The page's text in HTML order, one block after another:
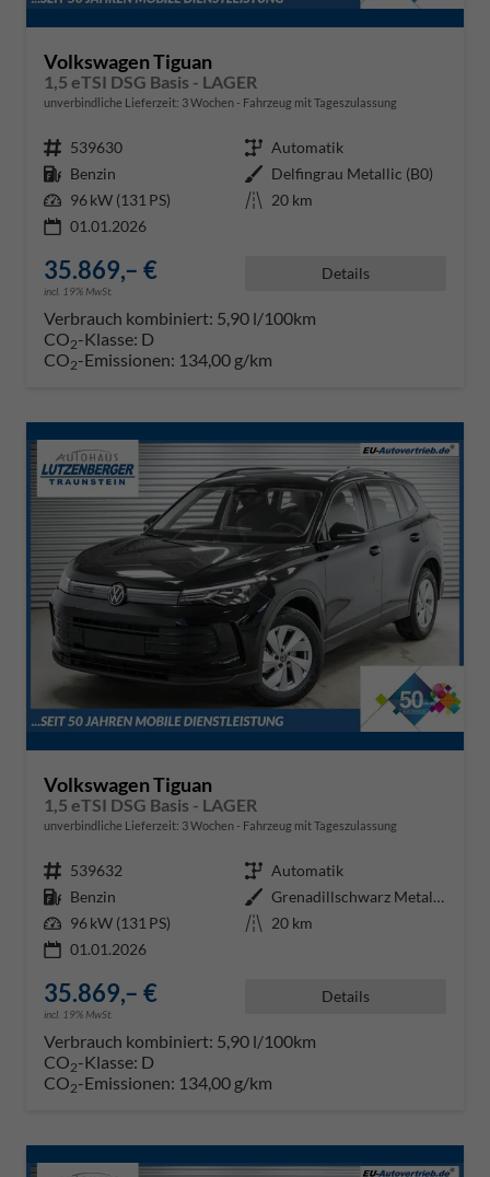
Volkswagen Tiguan
1,5 eTSI DSG Basis - LAGER
unverbindliche Lieferzeit: 3 Wochen Fahrzeug mit Tageszulassung
Fahrzeugnr. 539630 Getriebe Automatik
Kraftstoff Benzin Außenfarbe Delfingrau Metallic (B0)
Leistung 96 kW (131 PS) Kilometerstand 20 km
01.01.2026
35.869,– €
incl. 19% MwSt.
Details
Verbrauch kombiniert: 5,90 l/100km
CO2-Klasse: D
CO2-Emissionen: 134,00 g/km
Volkswagen Tiguan
1,5 eTSI DSG Basis - LAGER
unverbindliche Lieferzeit: 3 Wochen Fahrzeug mit Tageszulassung
Fahrzeugnr. 539632 Getriebe Automatik
Kraftstoff Benzin Außenfarbe
Grenadillschwarz Metallic (0E)
Leistung 96 kW (131 PS) Kilometerstand 20 km
01.01.2026
35.869,– €
incl. 19% MwSt.
Details
Verbrauch kombiniert: 5,90 l/100km
CO2-Klasse: D
CO2-Emissionen: 134,00 g/km